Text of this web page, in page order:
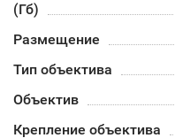
(Гб)
Размещение
Тип объектива
Объектив
Крепление объектива